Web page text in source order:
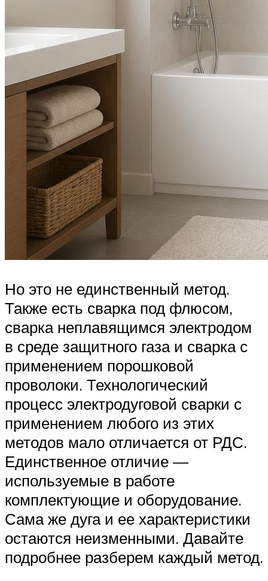
Но это не единственный метод.
Также есть сварка под флюсом,
сварка неплавящимся электродом
в среде защитного газа и сварка с
применением порошковой
проволоки. Технологический
процесс электродуговой сварки с
применением любого из этих
методов мало отличается от РДС.
Единственное отличие —
используемые в работе
комплектующие и оборудование.
Сама же дуга и ее характеристики
остаются неизменными. Давайте
подробнее разберем каждый метод.